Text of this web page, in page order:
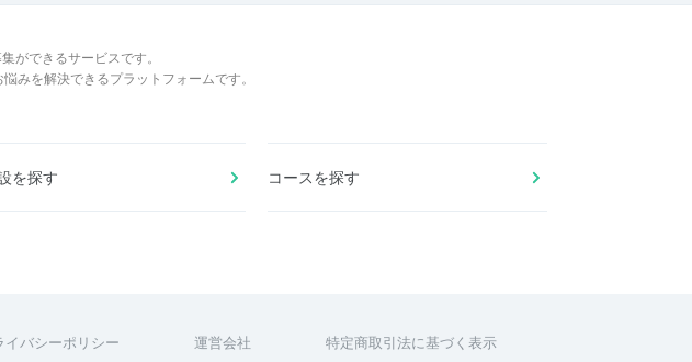
ができるサービスです。
みを解決できるプラットフォームです。
を探す コースを探す
イバシーポリシー 運営会社 特定商取引法に基づく表示